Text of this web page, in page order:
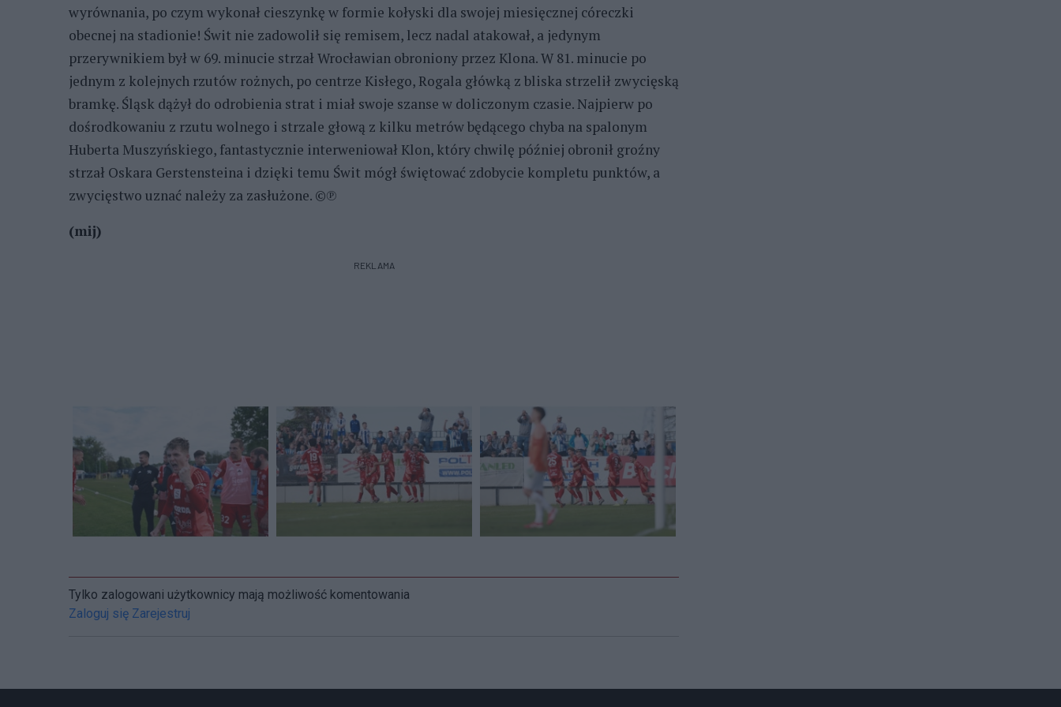
wyrównania, po czym wykonał cieszynkę w formie kołyski dla swojej miesięcznej córeczki
obecnej na stadionie! Świt nie zadowolił się remisem, lecz nadal atakował, a jedynym
przerywnikiem był w 69. minucie strzał Wrocławian obroniony przez Klona. W 81. minucie po
jednym z kolejnych rzutów rożnych, po centrze Kisłego, Rogala główką z bliska strzelił zwycięską
bramkę. Śląsk dążył do odrobienia strat i miał swoje szanse w doliczonym czasie. Najpierw po
dośrodkowaniu z rzutu wolnego i strzale głową z kilku metrów będącego chyba na spalonym
Huberta Muszyńskiego, fantastycznie interweniował Klon, który chwilę później obronił groźny
strzał Oskara Gerstensteina i dzięki temu Świt mógł świętować zdobycie kompletu punktów, a
zwycięstwo uznać należy za zasłużone. ©℗
(mij)
REKLAMA
Tylko zalogowani użytkownicy mają możliwość komentowania
Zaloguj się Zarejestruj